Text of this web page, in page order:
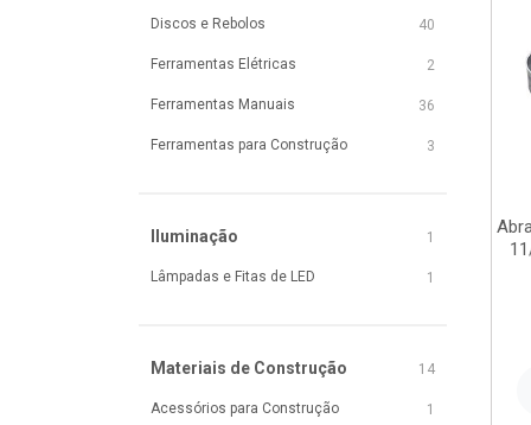
Discos e Rebolos 40
Ferramentas Elétricas 2
Ferramentas Manuais 36
Ferramentas para Construção 3
Iluminação 1
Lâmpadas e Fitas de LED 1
Materiais de Construção 14
Acessórios para Construção 1